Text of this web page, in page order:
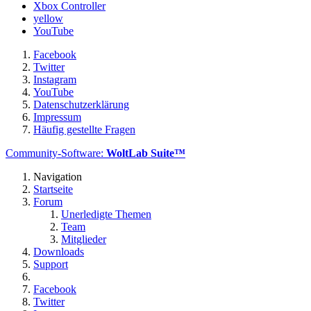
Xbox Controller
yellow
YouTube
Facebook
Twitter
Instagram
YouTube
Datenschutzerklärung
Impressum
Häufig gestellte Fragen
Community-Software: WoltLab Suite™
Navigation
Startseite
Forum
Unerledigte Themen
Team
Mitglieder
Downloads
Support
Facebook
Twitter